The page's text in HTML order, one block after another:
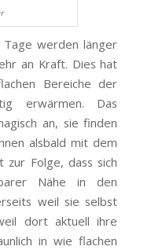
werden länger
an Kraft. Dies hat
Bereiche der
erwärmen. Das
an, sie finden
alsbald mit dem
zur Folge, dass sich
Nähe in den
weil sie selbst
dort aktuell ihre
in wie flachen